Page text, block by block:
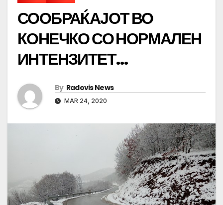
СООБРАЌАЈОТ ВО
КОНЕЧКО СО НОРМАЛЕН
ИНТЕНЗИТЕТ…
By Radovis News
MAR 24, 2020